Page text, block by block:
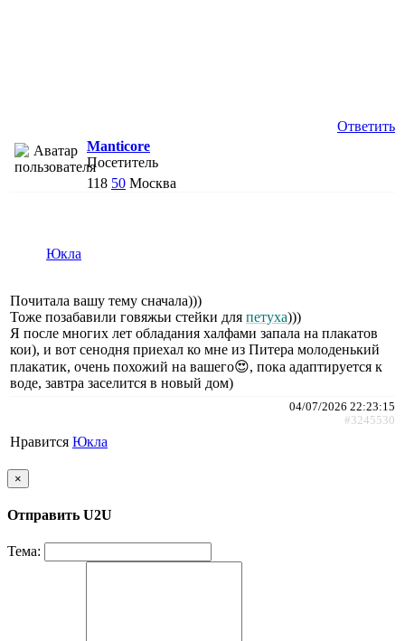
Ответить
Manticore
Посетитель
118 50 Москва
Юкла
Почитала вашу тему сначала)))
Тоже позабавили говяжьи стейки для петуха)))
Я после многих лет обладания халфами запала на плакатов
кои), и вот сенодня приехал ко мне из Питера молоденький
плакатик, очень похожий на вашего😍, пока адаптируется к
воде, завтра заселится в новый дом)
04/07/2026 22:23:15
#3245530
Нравится Юкла
×
Отправить U2U
Тема: